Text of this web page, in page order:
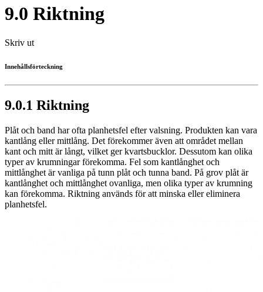
9.0 Riktning
Skriv ut
Innehållsförteckning
9.0.1 Riktning
Plåt och band har ofta planhetsfel efter valsning. Produkten kan vara
kantlång eller mittlång. Det förekommer även att området mellan
kant och mitt är långt, vilket ger kvartsbucklor. Dessutom kan olika
typer av krumningar förekomma. Fel som kantlånghet och
mittlånghet är vanliga på tunn plåt och tunna band. På grov plåt är
kantlånghet och mittlånghet ovanliga, men olika typer av krumning
kan förekomma. Riktning används för att minska eller eliminera
planhetsfel.